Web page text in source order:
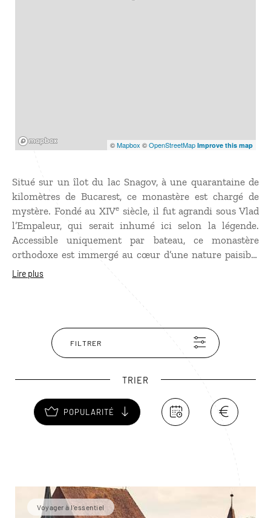
©Mapbox ©OpenStreetMap Improve this map
Situé sur un îlot du lac Snagov, à une quarantaine de
kilomètres de Bucarest, ce monastère est chargé de
mystère. Fondé au XIVe siècle, il fut agrandi sous Vlad
l’Empaleur, qui serait inhumé ici selon la légende.
Accessible uniquement par bateau, ce monastère
orthodoxe est immergé au cœur d’une nature paisible
qui contraste avec une histoire plus tourmentée. Le
et une salle de torture... Les vestiges de la prison sont
toujours visibles derrière l’église actuelle qui abrite des
fresques de cette époque.
Lire plus
FILTRER
TRIER
POPULARITÉ
Voyager à l’essentiel